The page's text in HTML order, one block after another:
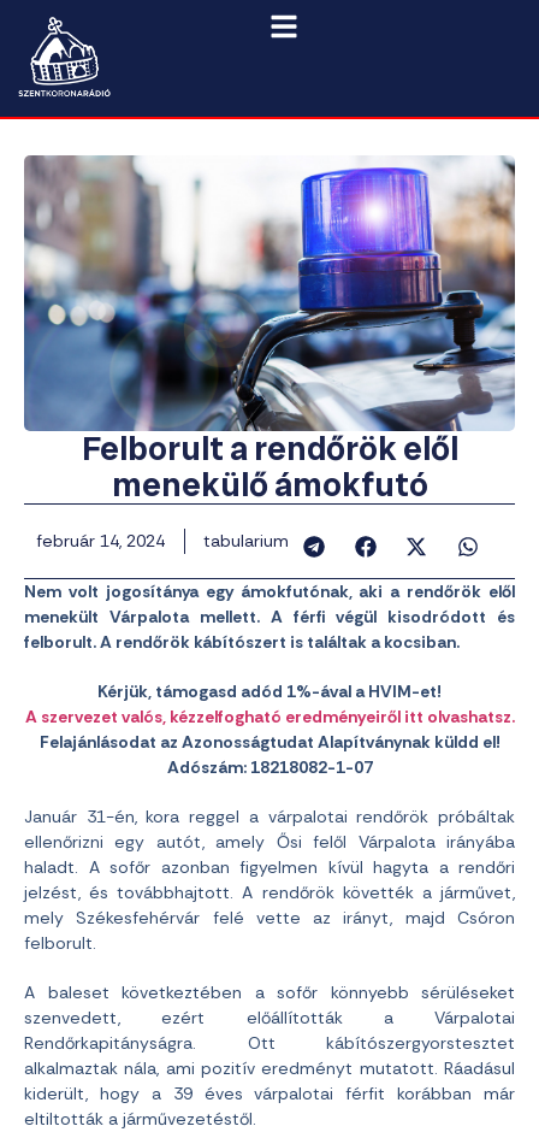
Felborult a rendőrök elől
menekülő ámokfutó
február 14, 2024 tabularium
Nem volt jogosítánya egy ámokfutónak, aki a rendőrök elől
menekült Várpalota mellett. A férfi végül kisodródott és
felborult. A rendőrök kábítószert is találtak a kocsiban.
Kérjük, támogasd adód 1%-ával a HVIM-et!
A szervezet valós, kézzelfogható eredményeiről itt olvashatsz.
Felajánlásodat az Azonosságtudat Alapítványnak küldd el!
Adószám: 18218082-1-07
Január 31-én, kora reggel a várpalotai rendőrök próbáltak
ellenőrizni egy autót, amely Ősi felől Várpalota irányába
haladt. A sofőr azonban figyelmen kívül hagyta a rendőri
jelzést, és továbbhajtott. A rendőrök követték a járművet,
mely Székesfehérvár felé vette az irányt, majd Csóron
felborult.
A baleset következtében a sofőr könnyebb sérüléseket
szenvedett, ezért előállították a Várpalotai
Rendőrkapitányságra. Ott kábítószergyorstesztet
alkalmaztak nála, ami pozitív eredményt mutatott. Ráadásul
kiderült, hogy a 39 éves várpalotai férfit korábban már
eltiltották a járművezetéstől.